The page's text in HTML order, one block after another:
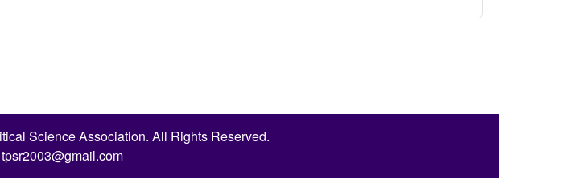
Science Association. All Rights Reserved.
tpsr2003@gmail.com